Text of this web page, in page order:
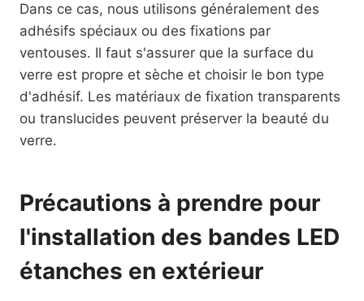
Dans ce cas, nous utilisons généralement des
adhésifs spéciaux ou des fixations par
ventouses. Il faut s'assurer que la surface du
verre est propre et sèche et choisir le bon type
d'adhésif. Les matériaux de fixation transparents
ou translucides peuvent préserver la beauté du
verre.
Précautions à prendre pour
l'installation des bandes LED
étanches en extérieur